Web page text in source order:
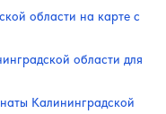
области на карте с
области для
Калининградской